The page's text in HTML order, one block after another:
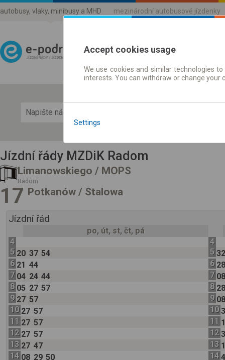
autobusy, vlaky, minibusy a MHD mezinárodní autobusové jízdenky
Jízdni řády a jízdenky
Jízdní řády MZDiK Radom
Limanowskiego / MOPS
Radom
17 Potkanów / Stalowa
Jízdní řád
po, út, st, čt, pá
4
5 20 37 54
6 21 44
7 04 24 44
8 05 27 57
9 27 57
10 27 57
11 27 57
12 27 57
13 27 47
14 08 29 50
4
5
6
7
8
9
10
11
12
13
14
Accept cookies usage
We use cookies and similar technologies
interests. You can withdraw or change
Settings